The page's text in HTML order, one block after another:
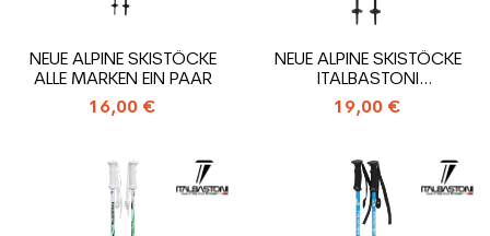
NEUE ALPINE SKISTÖCKE
ALLE MARKEN EIN PAAR
16,00 €
NEUE ALPINE SKISTÖCKE
ITALBASTONI
NOIR/ORANGE PAAR
19,00 €